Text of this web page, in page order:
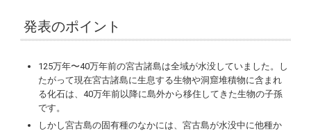
発表のポイント
125万年〜40万年前の宮古諸島は全域が水没していました。し
たがって現在宮古諸島に生息する生物や洞窟堆積物に含まれ
る化石は、40万年前以降に島外から移住してきた生物の子孫
です。
しかし宮古島の固有種のなかには、宮古島が水没中に他種か